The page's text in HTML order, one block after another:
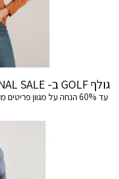
גולף GOLF ב- FINAL SALE.
עד 60% הנחה על מגוון פריטים מקולקציית החורף